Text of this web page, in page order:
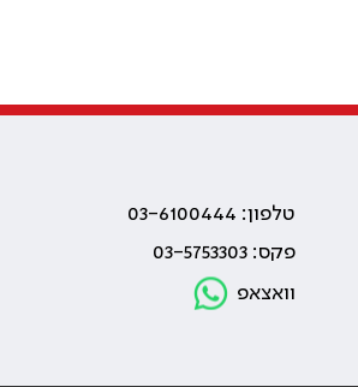
טלפון: 03-6100444
פקס: 03-5753303
וואצאפ